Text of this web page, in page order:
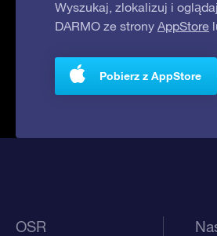
Wyszukaj, zlokalizuj i
DARMO ze strony AppStore
Pobierz z AppStore
OSR